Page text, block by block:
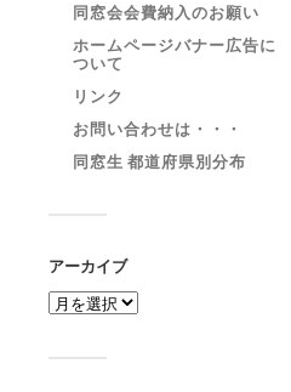
同窓会会費納入のお願い
ホームページバナー広告に
ついて
リンク
お問い合わせは・・・
同窓生 都道府県別分布
アーカイブ